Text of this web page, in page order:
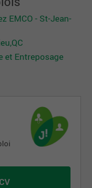
EMCO - St-Jean-
et Entreposage